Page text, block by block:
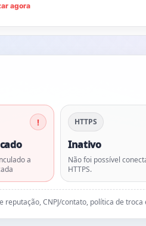
agora
a
HTTPS
Inativo
Não foi possível
HTTPS.
reputação, CNPJ/contato, política de